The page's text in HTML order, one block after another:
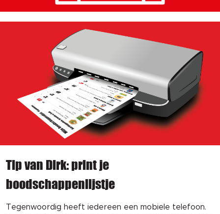
Tip van Dirk: print je
boodschappenlijstje
Tegenwoordig heeft iedereen een mobiele telefoon.